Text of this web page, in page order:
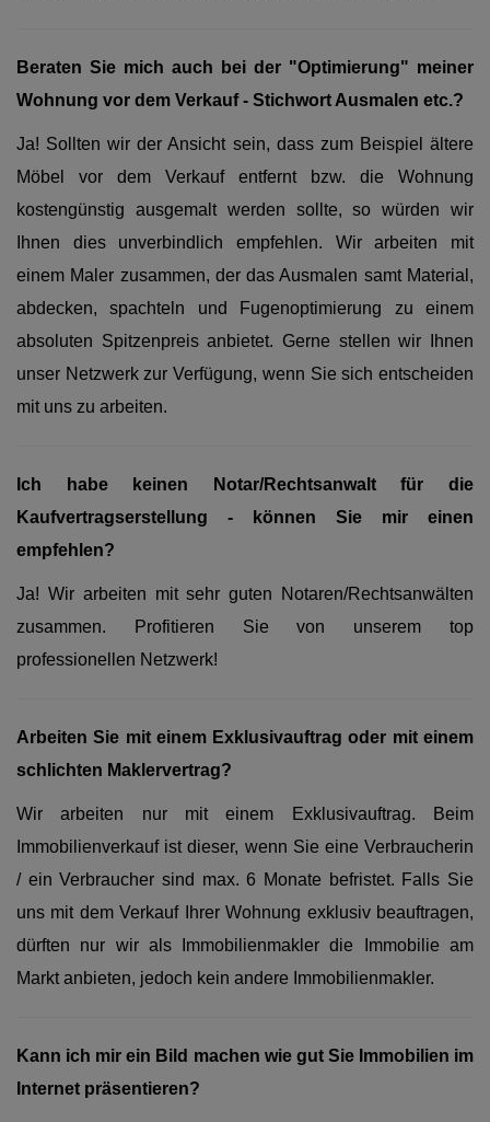
Beraten Sie mich auch bei der "Optimierung" meiner
Wohnung vor dem Verkauf - Stichwort Ausmalen etc.?
Ja! Sollten wir der Ansicht sein, dass zum Beispiel ältere
Möbel vor dem Verkauf entfernt bzw. die Wohnung
kostengünstig ausgemalt werden sollte, so würden wir
Ihnen dies unverbindlich empfehlen. Wir arbeiten mit
einem Maler zusammen, der das Ausmalen samt Material,
abdecken, spachteln und Fugenoptimierung zu einem
absoluten Spitzenpreis anbietet. Gerne stellen wir Ihnen
unser Netzwerk zur Verfügung, wenn Sie sich entscheiden
mit uns zu arbeiten.
Ich habe keinen Notar/Rechtsanwalt für die
Kaufvertragserstellung - können Sie mir einen
empfehlen?
Ja! Wir arbeiten mit sehr guten Notaren/Rechtsanwälten
zusammen. Profitieren Sie von unserem top
professionellen Netzwerk!
Arbeiten Sie mit einem Exklusivauftrag oder mit einem
schlichten Maklervertrag?
Wir arbeiten nur mit einem Exklusivauftrag. Beim
Immobilienverkauf ist dieser, wenn Sie eine Verbraucherin
/ ein Verbraucher sind max. 6 Monate befristet. Falls Sie
uns mit dem Verkauf Ihrer Wohnung exklusiv beauftragen,
dürften nur wir als Immobilienmakler die Immobilie am
Markt anbieten, jedoch kein andere Immobilienmakler.
Kann ich mir ein Bild machen wie gut Sie Immobilien im
Internet präsentieren?